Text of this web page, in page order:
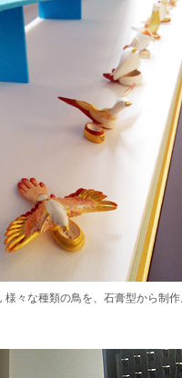
々な種類の鳥を、石膏型から制